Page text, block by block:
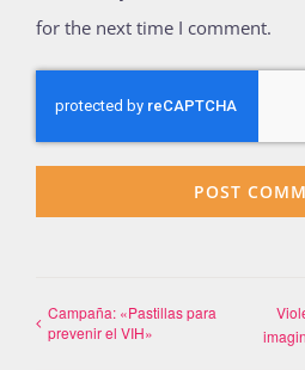
for the next time I comment.
Campaña: «Pastillas para
prevenir el VIH»